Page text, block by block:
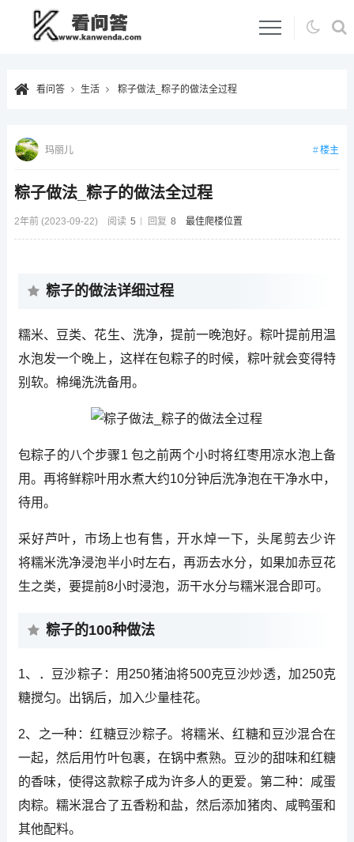
看问答 生活 粽子做法_粽子的做法全过程
粽子做法_粽子的做法全过程
2年前 (2023-09-22) 阅读 5 回复 8 最佳爬楼位置
玛丽儿 楼主
粽子的做法详细过程
糯米、豆类、花生、洗净，提前一晚泡好。粽叶提前用温
水泡发一个晚上，这样在包粽子的时候，粽叶就会变得特
别软。棉绳洗洗备用。
包粽子的八个步骤1 包之前两个小时将红枣用凉水泡上备
用。再将鲜粽叶用水煮大约10分钟后洗净泡在干净水中，
待用。
采好芦叶，市场上也有售，开水焯一下，头尾剪去少许
将糯米洗净浸泡半小时左右，再沥去水分，如果加赤豆花
生之类，要提前8小时浸泡，沥干水分与糯米混合即可。
粽子的100种做法
1、．豆沙粽子：用250猪油将500克豆沙炒透，加250克
糖搅匀。出锅后，加入少量桂花。
2、之一种：红糖豆沙粽子。将糯米、红糖和豆沙混合在
一起，然后用竹叶包裹，在锅中煮熟。豆沙的甜味和红糖
的香味，使得这款粽子成为许多人的更爱。第二种：咸蛋
肉粽。糯米混合了五香粉和盐，然后添加猪肉、咸鸭蛋和
其他配料。